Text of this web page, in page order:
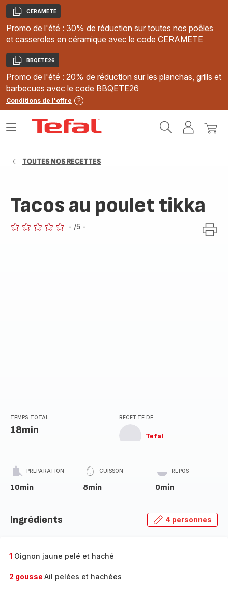
Copier
CERAMETE
Promo de l'été : 30% de réduction sur toutes nos poêles
et casseroles en céramique avec le code CERAMETE
Copier
BBQETE26
Promo de l'été : 20% de réduction sur les planchas, grills et
barbecues avec le code BBQETE26
Conditions de l'offre
MonMon
Ouvrir
TOUTES NOS RECETTES
Tacos au poulet tikka
- /5 -
TEMPS TOTAL
18min
RECETTE DE
Tefal
PRÉPARATION
10min
CUISSON
8min
REPOS
0min
Ingrédients 4 personnes
1 Oignon jaune pelé et haché
2 gousse Ail pelées et hachées